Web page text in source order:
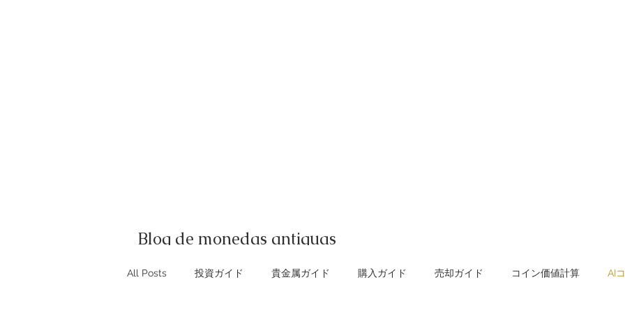
Blog de monedas antiguas
All Posts 投資ガイド 貴金属ガイド 購入ガイド 売却ガイド ​コイン価値計算 AI